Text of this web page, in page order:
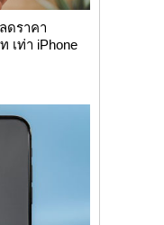
ดราคา
เท่า iPhone